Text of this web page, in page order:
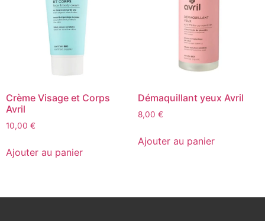
Crème Visage et Corps
Avril
10,00 €
Ajouter au panier
Démaquillant yeux Avril
8,00 €
Ajouter au panier